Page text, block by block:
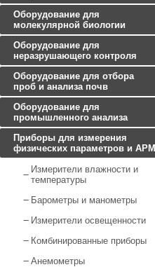
Оборудование для
молекулярной биологии
Оборудование для
неразрушающего контроля
Оборудование для отбора
проб и анализа почв
Оборудование для
промышленного анализа
Приборы для измерения
физических параметров и АРМ
Измерители влажности и
температуры
Барометры и манометры
Измерители освещенности
Комбинированные приборы
Анемометры